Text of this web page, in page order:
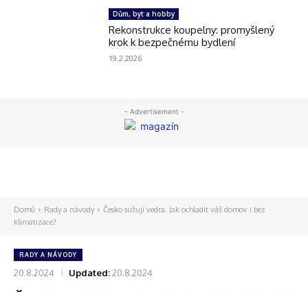
Dům, byt a hobby
Rekonstrukce koupelny: promyšlený
krok k bezpečnému bydlení
19.2.2026
- Advertisement -